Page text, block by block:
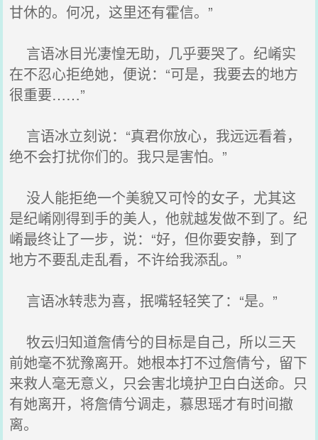
甘休的。何况，这里还有霍信。”
言语冰目光凄惶无助，几乎要哭了。纪崤实
在不忍心拒绝她，便说：“可是，我要去的地方
很重要……”
言语冰立刻说：“真君你放心，我远远看着，
绝不会打扰你们的。我只是害怕。”
没人能拒绝一个美貌又可怜的女子，尤其这
是纪崤刚得到手的美人，他就越发做不到了。纪
崤最终让了一步，说：“好，但你要安静，到了
地方不要乱走乱看，不许给我添乱。”
言语冰转悲为喜，抿嘴轻轻笑了：“是。”
牧云归知道詹倩兮的目标是自己，所以三天
前她毫不犹豫离开。她根本打不过詹倩兮，留下
来救人毫无意义，只会害北境护卫白白送命。只
有她离开，将詹倩兮调走，慕思瑶才有时间撤
离。